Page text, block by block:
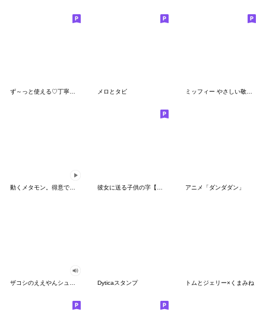
ず～っと使える♡丁寧な敬語お辞儀スタンプ メロとタビ ミッフィー やさしい敬語スタンプ
アニメ「ダンダダン」
Dyticaスタンプ トムとジェリー×くまみね